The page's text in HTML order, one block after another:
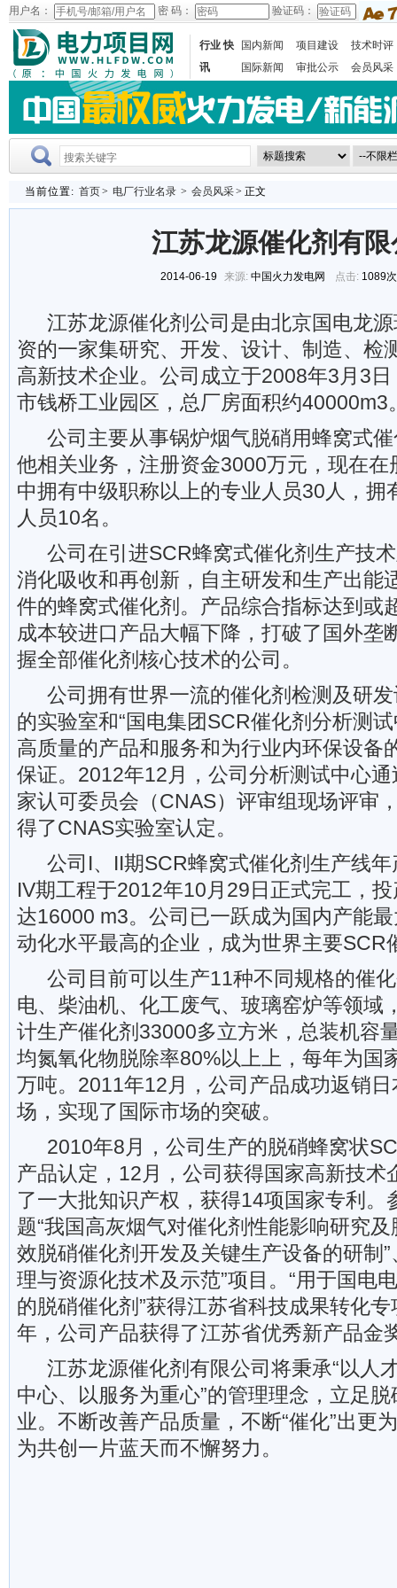
用户名： 密 码： 验证码：
行业 快
讯
国内新闻 项目建设
技术时评
国际新闻
审批公示 会员风采
当前位置: 首页> 电厂行业名录 > 会员风采> 正文
江苏龙源催化剂有
2014-06-19 来源: 中国火力发电网 点击: 1089
江苏龙源催化剂公司是由北京国电龙
资的一家集研究、开发、设计、制造、检
高新技术企业。公司成立于2008年3月3
市钱桥工业园区，总厂房面积约40000m3
公司主要从事锅炉烟气脱硝用蜂窝式
他相关业务，注册资金3000万元，现在
中拥有中级职称以上的专业人员30人，拥
人员10名。
公司在引进SCR蜂窝式催化剂生产技
消化吸收和再创新，自主研发和生产出能
件的蜂窝式催化剂。产品综合指标达到或
成本较进口产品大幅下降，打破了国外垄
握全部催化剂核心技术的公司。
公司拥有世界一流的催化剂检测及研
的实验室和“国电集团SCR催化剂分析测
高质量的产品和服务和为行业内环保设备
保证。2012年12月，公司分析测试中心
家认可委员会（CNAS）评审组现场评审
得了CNAS实验室认定。
公司I、II期SCR蜂窝式催化剂生产线
IV期工程于2012年10月29日正式完工，
达16000 m3。公司已一跃成为国内产能
动化水平最高的企业，成为世界主要SCR
公司目前可以生产11种不同规格的催
电、柴油机、化工废气、玻璃窑炉等领域
计生产催化剂33000多立方米，总装机容
均氮氧化物脱除率80%以上上，每年为国
万吨。2011年12月，公司产品成功返销
场，实现了国际市场的突破。
2010年8月，公司生产的脱硝蜂窝状
产品认定，12月，公司获得国家高新技术
了一大批知识产权，获得14项国家专利。
题“我国高灰烟气对催化剂性能影响研究及
效脱硝催化剂开发及关键生产设备的研制
理与资源化技术及示范”项目。“用于国电
的脱硝催化剂”获得江苏省科技成果转化
年，公司产品获得了江苏省优秀新产品金
江苏龙源催化剂有限公司将秉承“以人
中心、以服务为重心”的管理理念，立足
业。不断改善产品质量，不断“催化”出更
为共创一片蓝天而不懈努力。